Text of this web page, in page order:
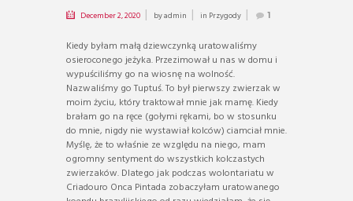
December 2, 2020 byadmin in Przygody 1
Kiedy byłam małą dziewczynką uratowaliśmy
osieroconego jeżyka. Przezimował u nas w domu i
wypuściliśmy go na wiosnę na wolność.
Nazwaliśmy go Tuptuś. To był pierwszy zwierzak w
moim życiu, który traktował mnie jak mamę. Kiedy
brałam go na ręce (gołymi rękami, bo w stosunku
do mnie, nigdy nie wystawiał kolców) ciamciał mnie.
Myślę, że to właśnie ze względu na niego, mam
ogromny sentyment do wszystkich kolczastych
zwierzaków. Dlatego jak podczas wolontariatu w
Criadouro Onca Pintada zobaczyłam uratowanego